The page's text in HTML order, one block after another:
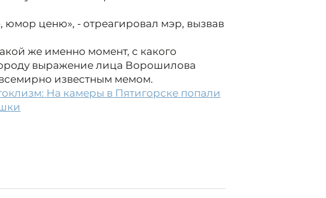
юмор ценю», - отреагировал мэр, вызвав
же именно момент, с какого
выражение лица Ворошилова
известным мемом.
На камеры в Пятигорске попали